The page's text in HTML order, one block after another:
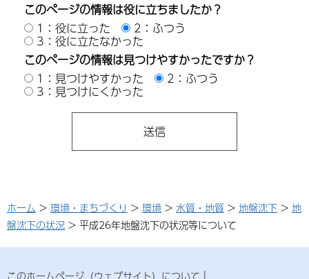
このページの情報は役に立ちましたか？
1：役に立った
2：ふつう
3：役に立たなかった
このページの情報は見つけやすかったですか？
1：見つけやすかった
2：ふつう
3：見つけにくかった
ホーム > 環境・まちづくり > 環境 > 水質・地質 > 地盤沈下 > 地
盤沈下の状況 > 平成26年地盤沈下の状況等について
このホームページ（ウェブサイト）について